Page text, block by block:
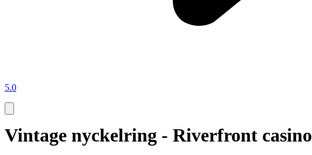
5.0
Vintage nyckelring - Riverfront casino